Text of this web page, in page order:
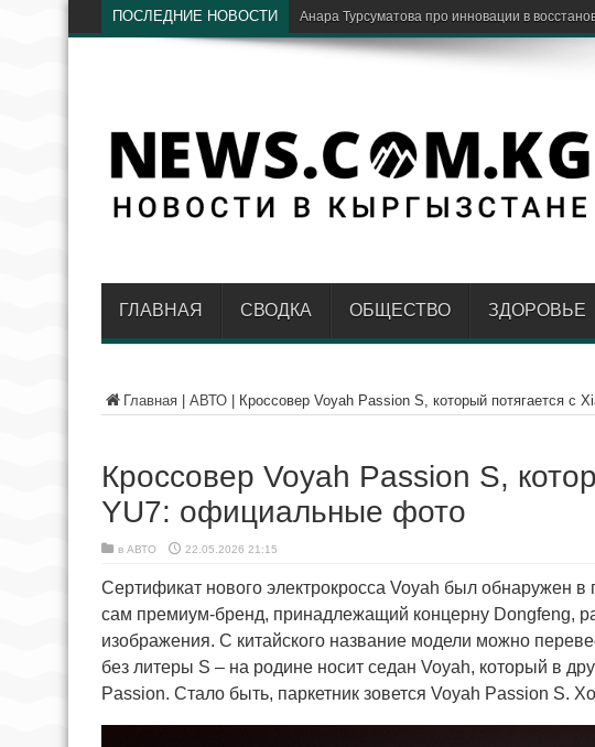
ПОСЛЕДНИЕ НОВОСТИ В путешествиях стало ещё удобнее вместе с
ГЛАВНАЯ СВОДКА ОБЩЕСТВО ЗДОРОВЬЕ
Главная АВТО Кроссовер Voyah Passion S, который потягается с
Кроссовер Voyah Passion S,
YU7: официальные фото
в АВТО 22.05.2026 21:15
Сертификат нового электрокросса Voyah был обнаружен
сам премиум-бренд, принадлежащий концерну Dongfeng,
изображения. С китайского название модели можно
без литеры S – на родине носит седан Voyah, который в
Passion. Стало быть, паркетник зовется Voyah Passion S.